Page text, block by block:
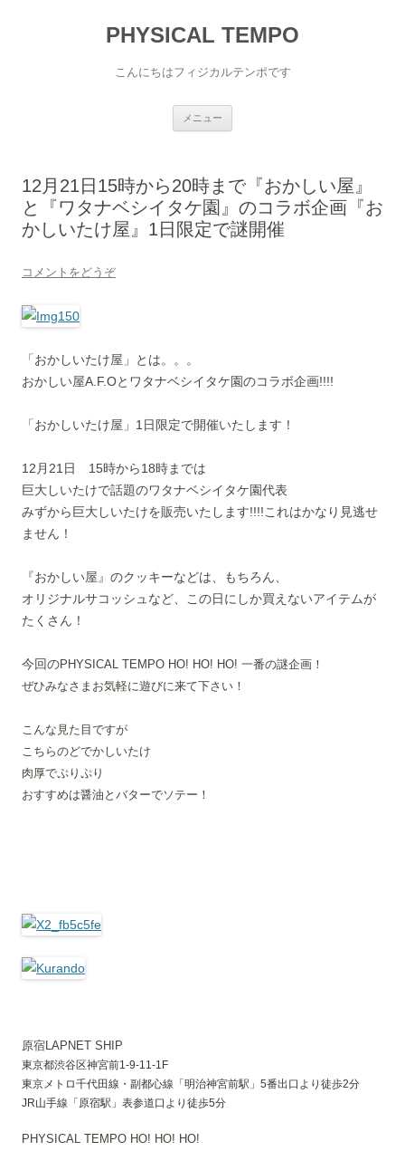
PHYSICAL TEMPO
こんにちはフィジカルテンポです
メニュー
12月21日15時から20時まで『おかしい屋』
と『ワタナベシイタケ園』のコラボ企画『お
かしいたけ屋』1日限定で謎開催
コメントをどうぞ
「おかしいたけ屋」とは。。。
おかしい屋A.F.Oとワタナベシイタケ園のコラボ企画!!!!
「おかしいたけ屋」1日限定で開催いたします！
12月21日 15時から18時までは
巨大しいたけで話題のワタナベシイタケ園代表
みずから巨大しいたけを販売いたします!!!!これはかなり見逃せ
ません！
『おかしい屋』のクッキーなどは、もちろん、
オリジナルサコッシュなど、この日にしか買えないアイテムが
たくさん！
今回のPHYSICAL TEMPO HO! HO! HO! 一番の謎企画！
ぜひみなさまお気軽に遊びに来て下さい！
こんな見た目ですが
こちらのどでかしいたけ
肉厚でぷりぷり
おすすめは醤油とバターでソテー！
原宿LAPNET SHIP
東京都渋谷区神宮前1-9-11-1F
東京メトロ千代田線・副都心線「明治神宮前駅」5番出口より徒歩2分
JR山手線「原宿駅」表参道口より徒歩5分
PHYSICAL TEMPO HO! HO! HO!